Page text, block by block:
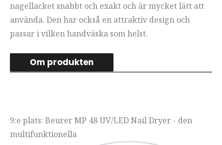
nagellacket snabbt och exakt och är mycket lätt att
använda. Den har också en attraktiv design och
passar i vilken handväska som helst.
Om produkten
9:e plats: Beurer MP 48 UV/LED Nail Dryer - den
multifunktionella